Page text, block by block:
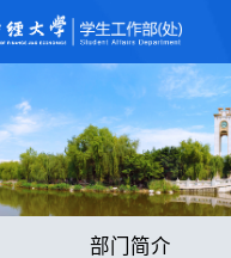
部门简介